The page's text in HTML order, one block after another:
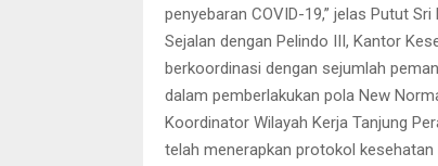
penyebaran COVID-19,” jelas Putut
Sejalan dengan Pelindo III, Kantor
berkoordinasi dengan sejumlah
dalam pemberlakukan pola New
Koordinator Wilayah Kerja Tanjung
telah menerapkan protokol